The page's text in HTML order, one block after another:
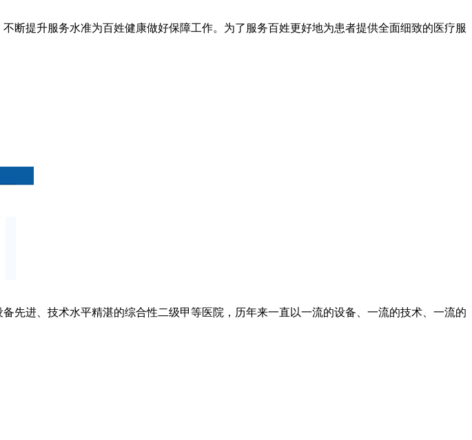
提升服务水准为百姓健康做好保障工作。为了服务百姓更好地为患者提供全面细致的医疗服
先进、技术水平精湛的综合性二级甲等医院，历年来一直以一流的设备、一流的技术、一流的